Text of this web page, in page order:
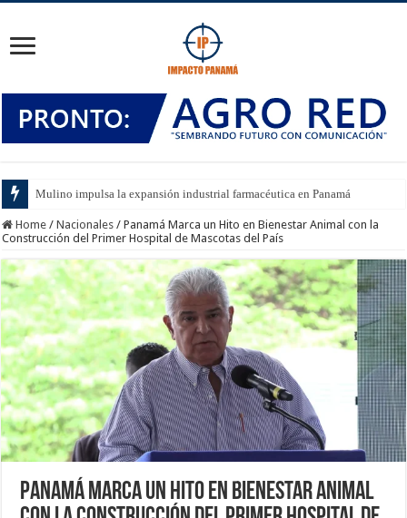
Mulino impulsa la expansión industrial farmacéutica en Panamá
Home / Nacionales / Panamá Marca un Hito en Bienestar Animal con la
Construcción del Primer Hospital de Mascotas del País
Panamá Marca un Hito en Bienestar Animal